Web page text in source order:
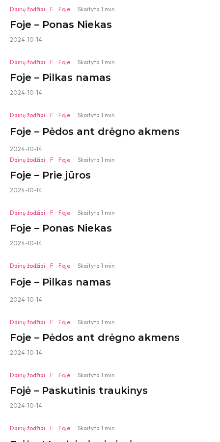
Dainų žodžiai F Foje · Skaityta 1 min
Foje – Ponas Niekas
2024-10-14
Dainų žodžiai F Foje · Skaityta 1 min
Foje – Pilkas namas
2024-10-14
Dainų žodžiai F Foje · Skaityta 1 min
Foje – Pėdos ant drėgno akmens
2024-10-14
Dainų žodžiai
F Foje · Skaityta 1 min
Foje – Prie jūros
2024-10-14
Dainų žodžiai F Foje · Skaityta 1 min
Foje – Ponas Niekas
2024-10-14
Dainų žodžiai F Foje · Skaityta 1 min
Foje – Pilkas namas
2024-10-14
Dainų žodžiai F Foje · Skaityta 1 min
Foje – Pėdos ant drėgno akmens
2024-10-14
Dainų žodžiai F Foje · Skaityta 1 min
Fojė – Paskutinis traukinys
2024-10-14
Dainų žodžiai F Foje · Skaityta 1 min